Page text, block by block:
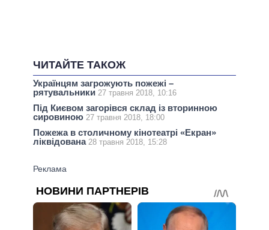
ЧИТАЙТЕ ТАКОЖ
Українцям загрожують пожежі –
рятувальники 27 травня 2018, 10:16
Під Києвом загорівся склад із вторинною
сировиною 27 травня 2018, 18:00
Пожежа в столичному кінотеатрі «Екран»
ліквідована 28 травня 2018, 15:28